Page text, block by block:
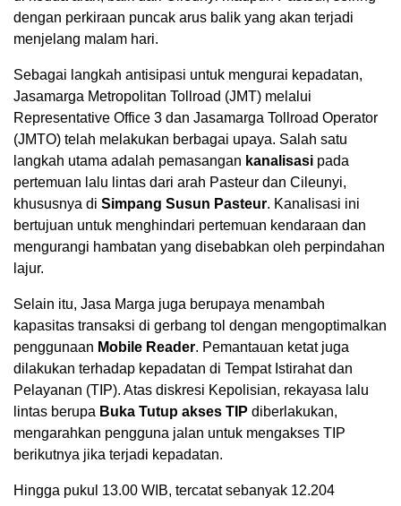
dengan perkiraan puncak arus balik yang akan terjadi
menjelang malam hari.
Sebagai langkah antisipasi untuk mengurai kepadatan,
Jasamarga Metropolitan Tollroad (JMT) melalui
Representative Office 3 dan Jasamarga Tollroad Operator
(JMTO) telah melakukan berbagai upaya. Salah satu
langkah utama adalah pemasangan kanalisasi pada
pertemuan lalu lintas dari arah Pasteur dan Cileunyi,
khususnya di Simpang Susun Pasteur. Kanalisasi ini
bertujuan untuk menghindari pertemuan kendaraan dan
mengurangi hambatan yang disebabkan oleh perpindahan
lajur.
Selain itu, Jasa Marga juga berupaya menambah
kapasitas transaksi di gerbang tol dengan mengoptimalkan
penggunaan Mobile Reader. Pemantauan ketat juga
dilakukan terhadap kepadatan di Tempat Istirahat dan
Pelayanan (TIP). Atas diskresi Kepolisian, rekayasa lalu
lintas berupa Buka Tutup akses TIP diberlakukan,
mengarahkan pengguna jalan untuk mengakses TIP
berikutnya jika terjadi kepadatan.
Hingga pukul 13.00 WIB, tercatat sebanyak 12.204